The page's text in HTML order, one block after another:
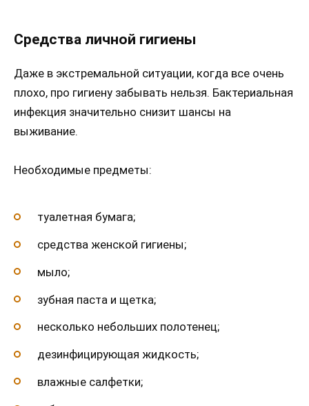
Средства личной гигиены
Даже в экстремальной ситуации, когда все очень
плохо, про гигиену забывать нельзя. Бактериальная
инфекция значительно снизит шансы на
выживание.
Необходимые предметы:
туалетная бумага;
средства женской гигиены;
мыло;
зубная паста и щетка;
несколько небольших полотенец;
дезинфицирующая жидкость;
влажные салфетки;